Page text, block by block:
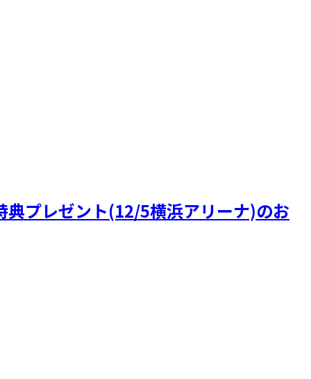
プレゼント(12/5横浜アリーナ)のお